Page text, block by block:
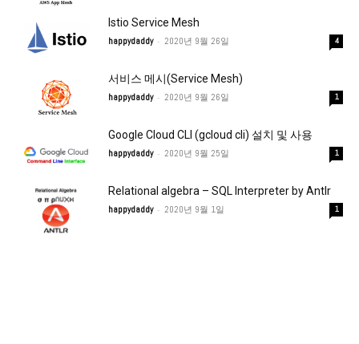
Istio Service Mesh
happydaddy - 2020년 9월 26일 4
서비스 메시(Service Mesh)
happydaddy - 2020년 9월 26일 1
Google Cloud CLI (gcloud cli) 설치 및 사용
happydaddy - 2020년 9월 25일 1
Relational algebra – SQL Interpreter by Antlr
happydaddy - 2020년 9월 1일 1